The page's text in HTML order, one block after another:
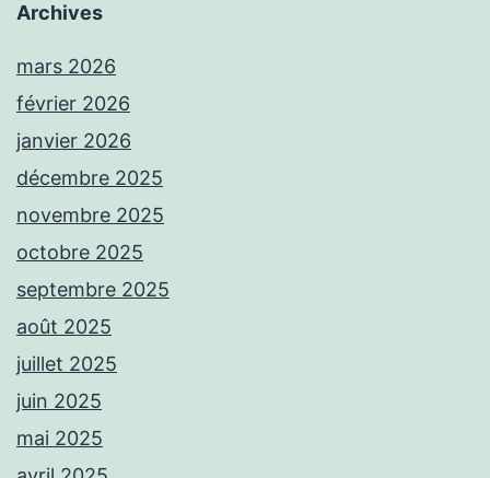
Archives
mars 2026
février 2026
janvier 2026
décembre 2025
novembre 2025
octobre 2025
septembre 2025
août 2025
juillet 2025
juin 2025
mai 2025